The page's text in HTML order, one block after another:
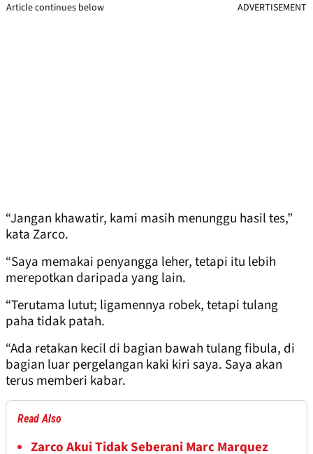
Article continues below ADVERTISEMENT
“Jangan khawatir, kami masih menunggu hasil tes,”
kata Zarco.
“Saya memakai penyangga leher, tetapi itu lebih
merepotkan daripada yang lain.
“Terutama lutut; ligamennya robek, tetapi tulang
paha tidak patah.
“Ada retakan kecil di bagian bawah tulang fibula, di
bagian luar pergelangan kaki kiri saya. Saya akan
terus memberi kabar.
Read Also
Zarco Akui Tidak Seberani Marc Marquez